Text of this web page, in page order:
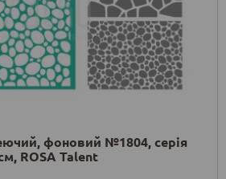
фоновий №1804, серія
ROSA Talent